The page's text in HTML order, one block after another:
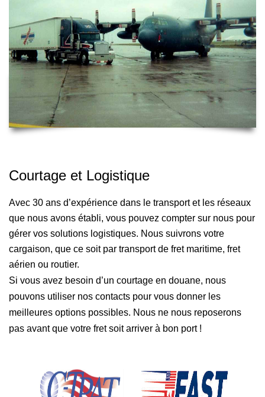
Courtage et Logistique
Avec 30 ans d’expérience dans le transport et les réseaux
que nous avons établi, vous pouvez compter sur nous pour
gérer vos solutions logistiques. Nous suivrons votre
cargaison, que ce soit par transport de fret maritime, fret
aérien ou routier.
Si vous avez besoin d’un courtage en douane, nous
pouvons utiliser nos contacts pour vous donner les
meilleures options possibles. Nous ne nous reposerons
pas avant que votre fret soit arriver à bon port !